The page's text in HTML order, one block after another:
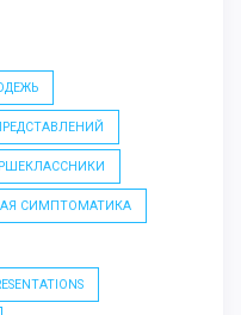
СИМПТОМАТИКА